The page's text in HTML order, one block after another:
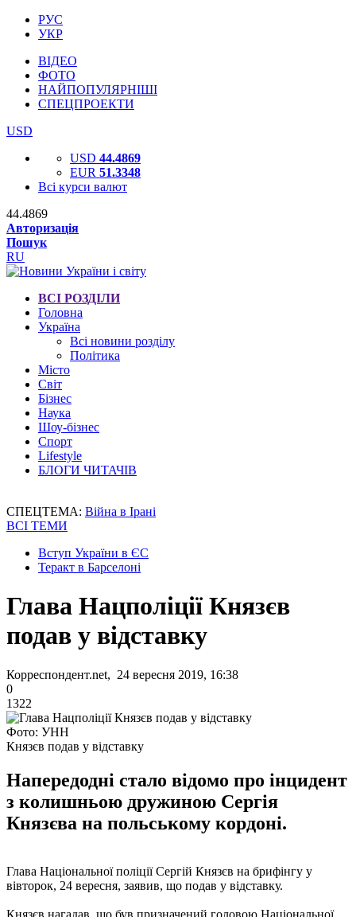
РУС
УКР
ВІДЕО
ФОТО
НАЙПОПУЛЯРНІШІ
СПЕЦПРОЕКТИ
USD
USD 44.4869
EUR 51.3348
Всі курси валют
44.4869
Авторизація
Пошук
RU
ВСІ РОЗДІЛИ
Головна
Україна
Всі новини розділу
Політика
Місто
Світ
Бізнес
Наука
Шоу-бізнес
Спорт
Lifestyle
БЛОГИ ЧИТАЧІВ
СПЕЦТЕМА: Війна в Ірані
ВСІ ТЕМИ
Вступ України в ЄС
Теракт в Барселоні
Глава Нацполіції Князєв
подав у відставку
Корреспондент.net, 24 вересня 2019, 16:38
0
1322
Фото: УНН
Князєв подав у відставку
Напередодні стало відомо про інцидент
з колишньою дружиною Сергія
Князєва на польському кордоні.
Глава Національної поліції Сергій Князєв на брифінгу у
вівторок, 24 вересня, заявив, що подав у відставку.
Князєв нагадав, що був призначений головою Національної